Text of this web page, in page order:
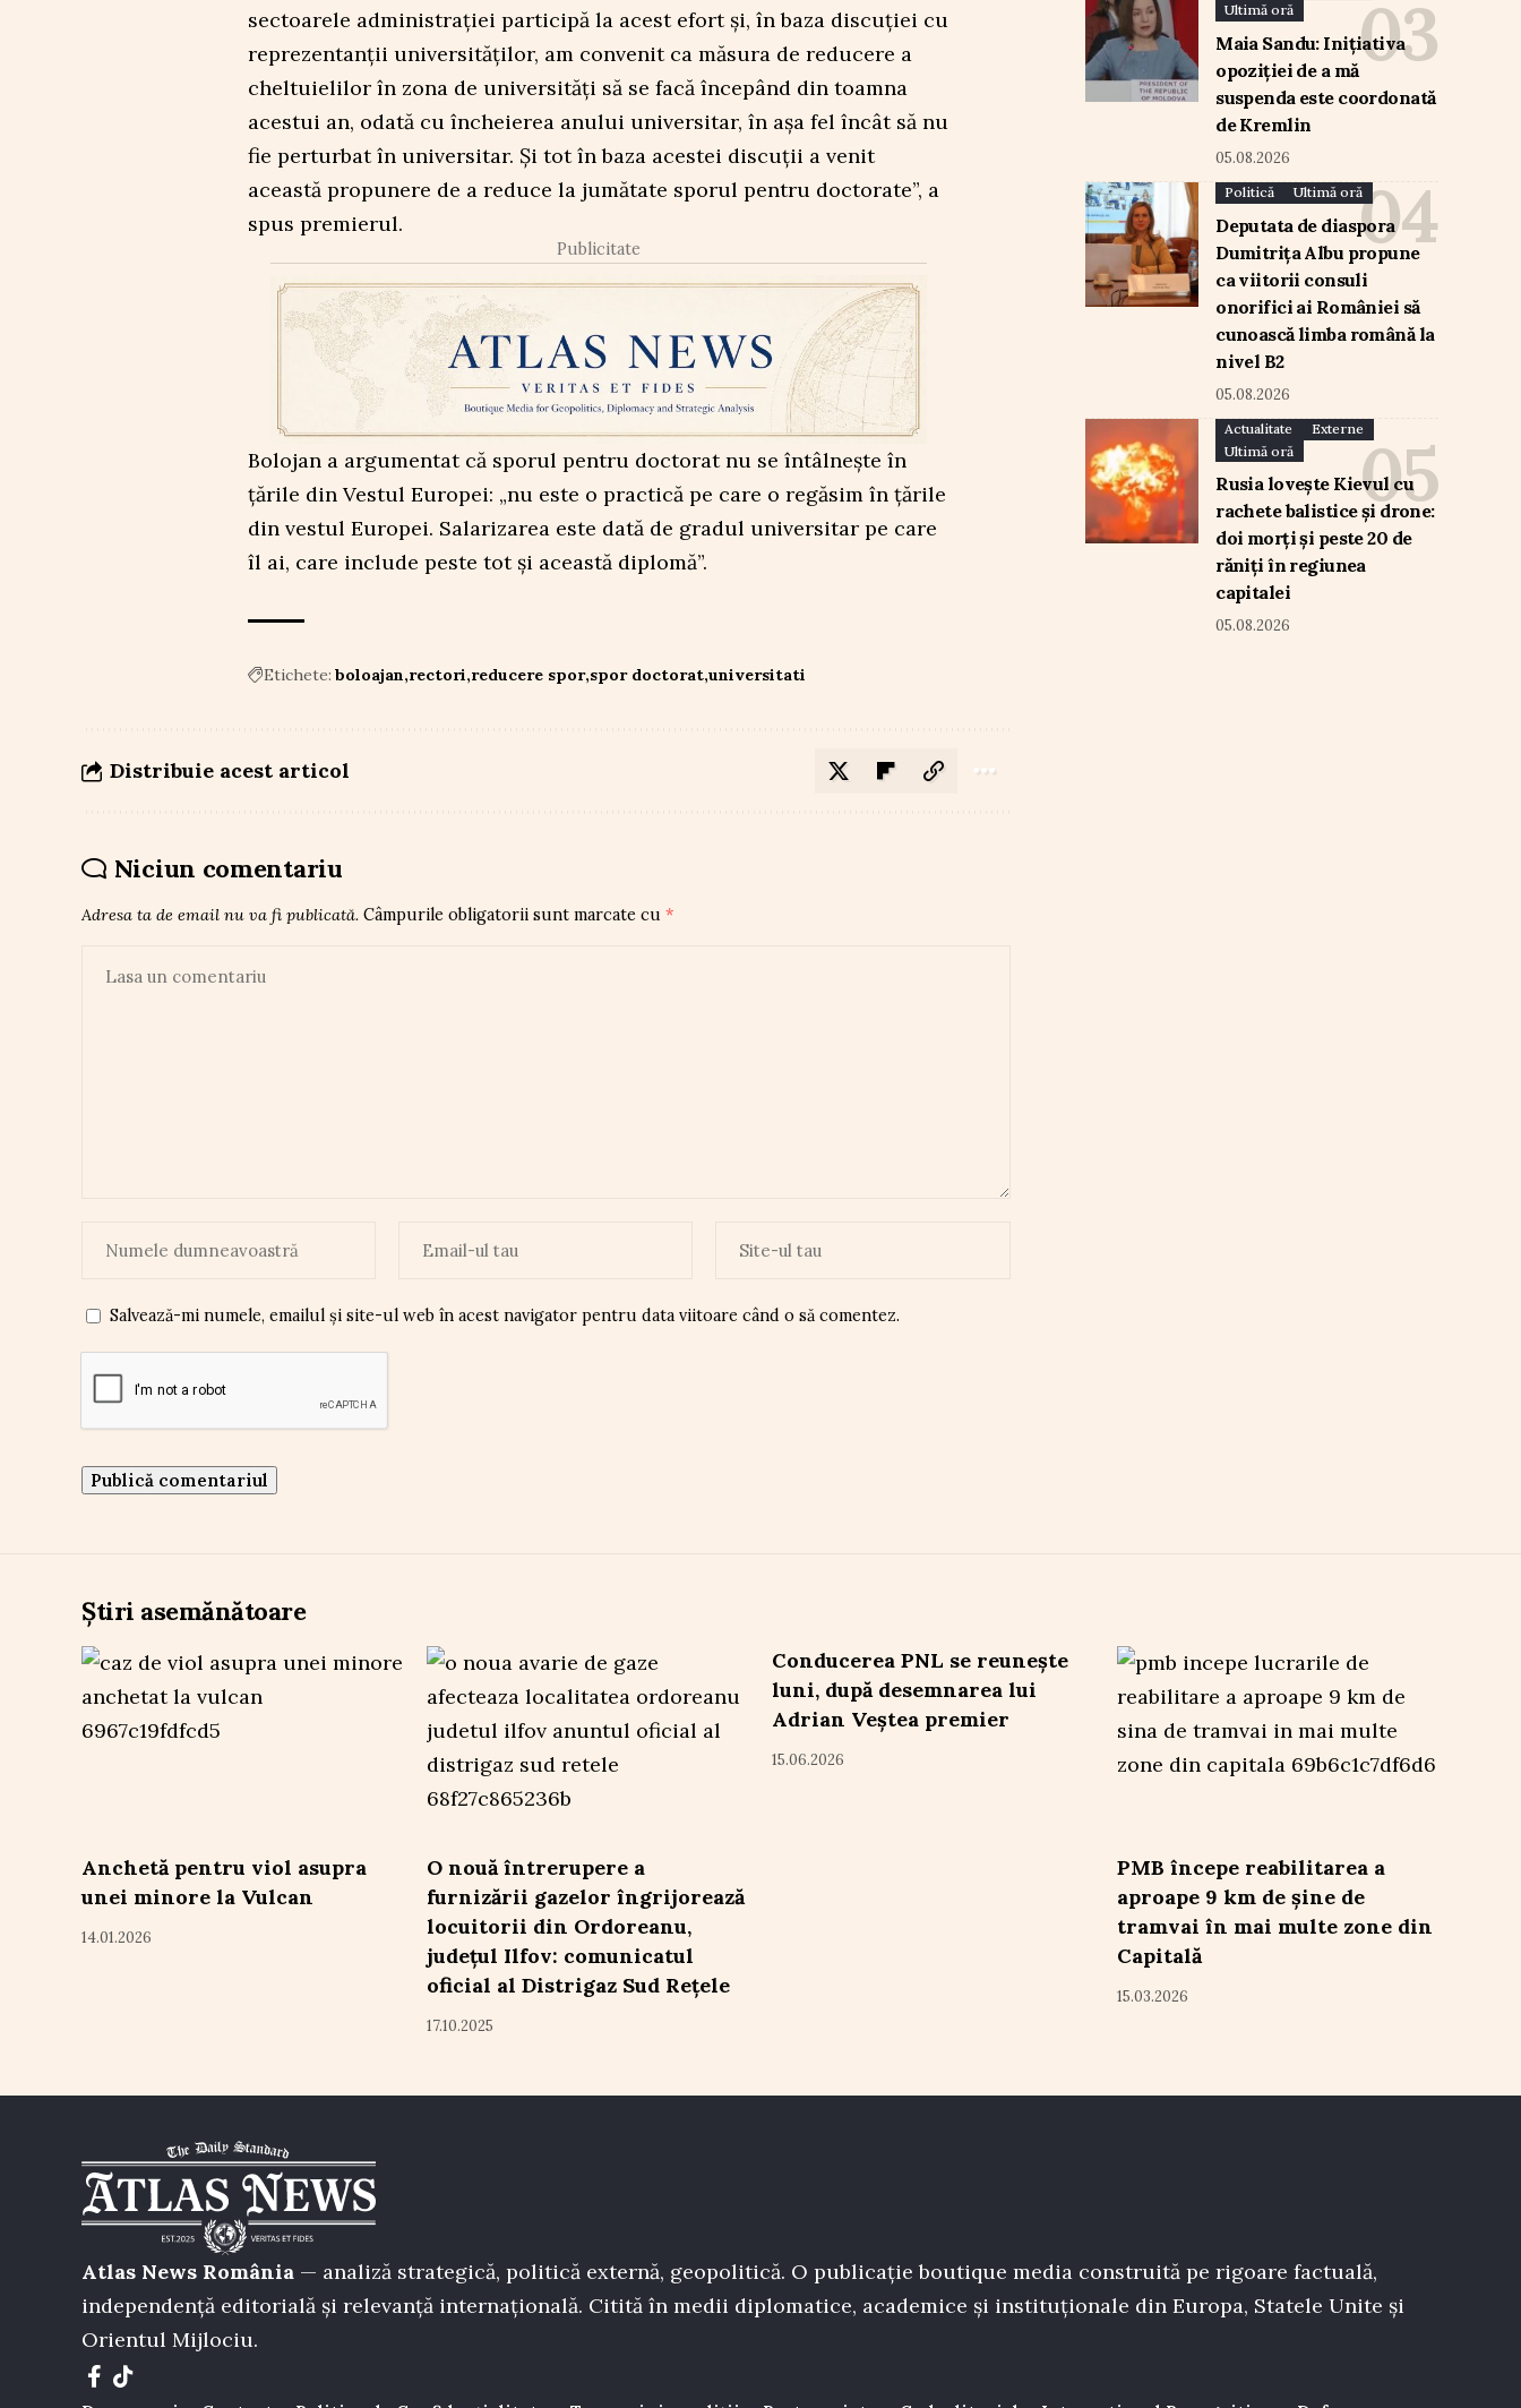
sectoarele administrației participă la acest efort și, în baza discuției cu
reprezentanții universităților, am convenit ca măsura de reducere a
cheltuielilor în zona de universități să se facă începând din toamna
acestui an, odată cu încheierea anului universitar, în așa fel încât să nu
fie perturbat în universitar. Și tot în baza acestei discuții a venit
această propunere de a reduce la jumătate sporul pentru doctorate”, a
spus premierul.
Publicitate
Bolojan a argumentat că sporul pentru doctorat nu se întâlnește în
țările din Vestul Europei: „nu este o practică pe care o regăsim în țările
din vestul Europei. Salarizarea este dată de gradul universitar pe care
îl ai, care include peste tot și această diplomă”.
Etichete: boloajan rectori reducere spor spor doctorat universitati
Distribuie acest articol
Niciun comentariu
Adresa ta de email nu va fi publicată. Câmpurile obligatorii sunt marcate cu *
Salvează-mi numele, emailul și site-ul web în acest navigator pentru data viitoare când o să comentez.
Ultimă oră
Maia Sandu: Inițiativa
opoziției de a mă
suspenda este coordonată
de Kremlin
05.08.2026
Politică Ultimă oră
Deputata de diaspora
Dumitrița Albu propune
ca viitorii consuli
onorifici ai României să
cunoască limba română la
nivel B2
05.08.2026
Actualitate
Externe
Ultimă oră
Rusia lovește Kievul cu
rachete balistice și drone:
doi morți și peste 20 de
răniți în regiunea
capitalei
05.08.2026
Știri asemănătoare
Anchetă pentru viol asupra
unei minore la Vulcan
14.01.2026
O nouă întrerupere a
furnizării gazelor îngrijorează
locuitorii din Ordoreanu,
județul Ilfov: comunicatul
oficial al Distrigaz Sud Rețele
17.10.2025
Conducerea PNL se reunește
luni, după desemnarea lui
Adrian Veștea premier
15.06.2026
PMB începe reabilitarea a
aproape 9 km de șine de
tramvai în mai multe zone din
Capitală
15.03.2026
Atlas News România — analiză strategică, politică externă, geopolitică. O publicație boutique media construită pe rigoare factuală,
independență editorială și relevanță internațională. Citită în medii diplomatice, academice și instituționale din Europa, Statele Unite și
Orientul Mijlociu.